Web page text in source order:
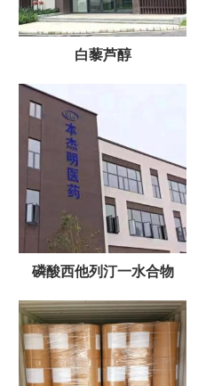
白藜芦醇
磷酸西他列汀一水合物